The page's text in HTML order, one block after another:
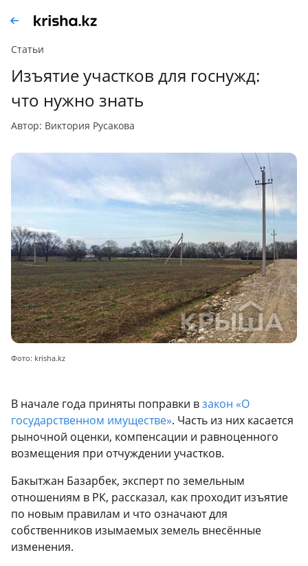
Статьи
Изъятие участков для госнужд:
что нужно знать
автор: Виктория Русакова
Фото: krisha.kz
В начале года приняты поправки взакон «О
государственном имуществе». Часть из них касается
рыночной оценки, компенсации и равноценного
возмещения при отчуждении участков.
Бакытжан Базарбек, эксперт по земельным
отношениям в РК, рассказал, как проходит изъятие
по новым правилам и что означают для
собственников изымаемых земель внесённые
изменения.